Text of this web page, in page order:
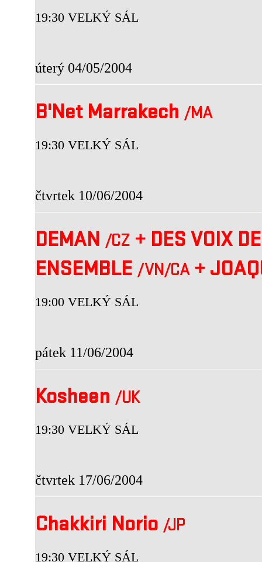
19:30 VELKÝ SÁL
úterý 04/05/2004
B'Net Marrakech /MA
19:30 VELKÝ SÁL
čtvrtek 10/06/2004
DEMAN /CZ + DES VOIX
ENSEMBLE /VN/CA +
19:00 VELKÝ SÁL
pátek 11/06/2004
Kosheen /UK
19:30 VELKÝ SÁL
čtvrtek 17/06/2004
Chakkiri Norio /JP
19:30 VELKÝ SÁL